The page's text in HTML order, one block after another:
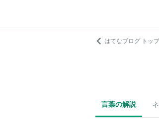
はてなブログ トップ
言葉の解説